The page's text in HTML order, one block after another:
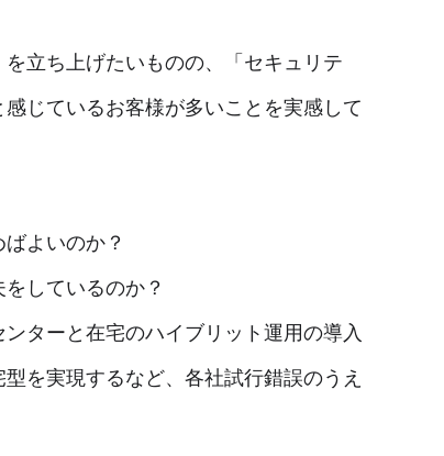
立ち上げたいものの、「セキュリテ
じているお客様が多いことを実感して
よいのか？
しているのか？
ターと在宅のハイブリット運用の導入
を実現するなど、各社試行錯誤のうえ